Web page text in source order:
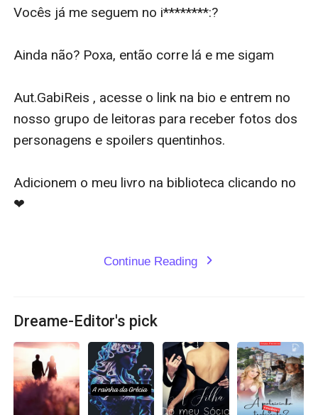
Vocês já me seguem no i********:?
Ainda não? Poxa, então corre lá e me sigam
Aut.GabiReis , acesse o link na bio e entrem no
nosso grupo de leitoras para receber fotos dos
personagens e spoilers quentinhos.
Adicionem o meu livro na biblioteca clicando no
❤
Continue Reading expand_more
Dreame-Editor's pick